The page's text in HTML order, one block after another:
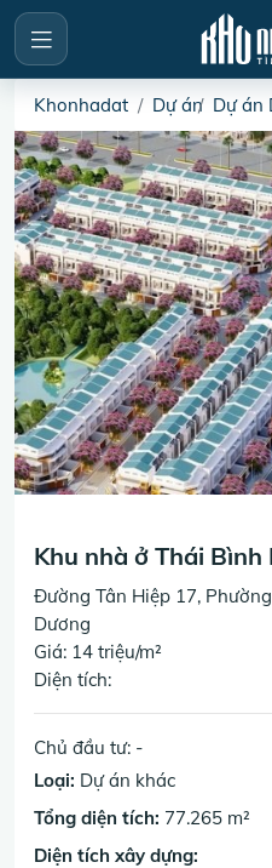
Khonhadat Dự án Dự án
Khu nhà ở Thái Bình
Đường Tân Hiệp 17,
Dương
Giá: 14 triệu/m²
Diện tích:
Chủ đầu tư: -
Loại: Dự án khác
Tổng diện tích: 77.265 m²
Diện tích xây dựng: